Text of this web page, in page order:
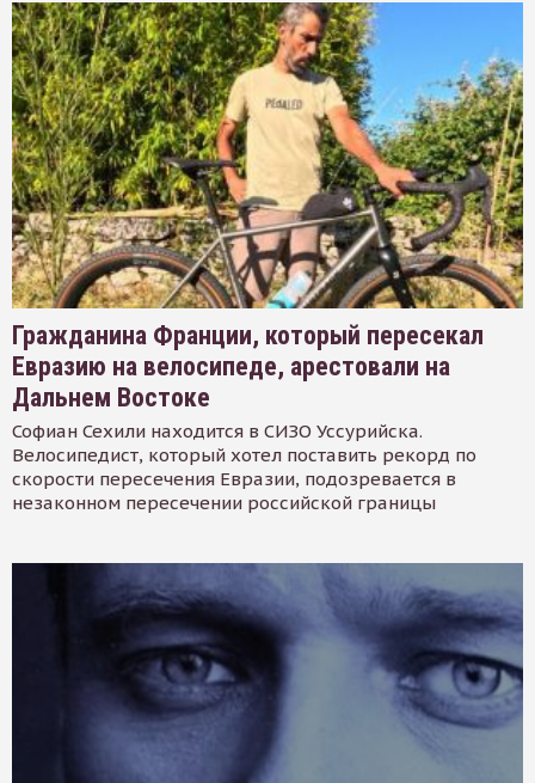
Гражданина Франции, который пересекал
Евразию на велосипеде, арестовали на
Дальнем Востоке
Софиан Сехили находится в СИЗО Уссурийска.
Велосипедист, который хотел поставить рекорд по
скорости пересечения Евразии, подозревается в
незаконном пересечении российской границы